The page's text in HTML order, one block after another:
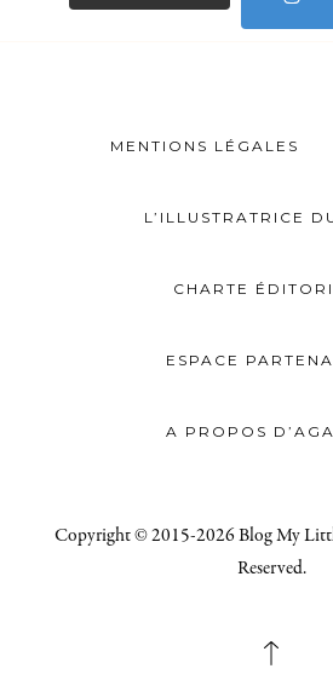
MENTIONS LÉGALES
L’ILLUSTRATRICE
CHARTE
ESPACE
A PROPOS
Copyright © 2015-2026 Blog My
Reserved.